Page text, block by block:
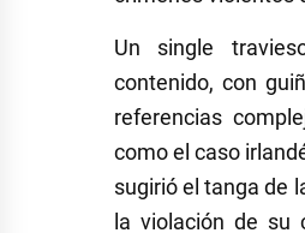
Un single
contenido, con
referencias
como el caso
sugirió el tanga de
la violación de su